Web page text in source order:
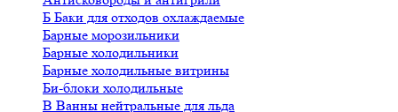
Б Баки для отходов охлаждаемые
Барные морозильники
Барные холодильники
Барные холодильные витрины
Би-блоки холодильные
В Ванны нейтральные для льда